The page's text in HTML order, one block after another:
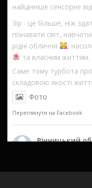
найцінніше сенсорне
Зір - це більше, ніж
пізнавати світ,
рідні обличчя
,
та власним життям.
Саме тому турбота про
складовою якості
Фото
Переглянути на Facebook ·
Вінницький